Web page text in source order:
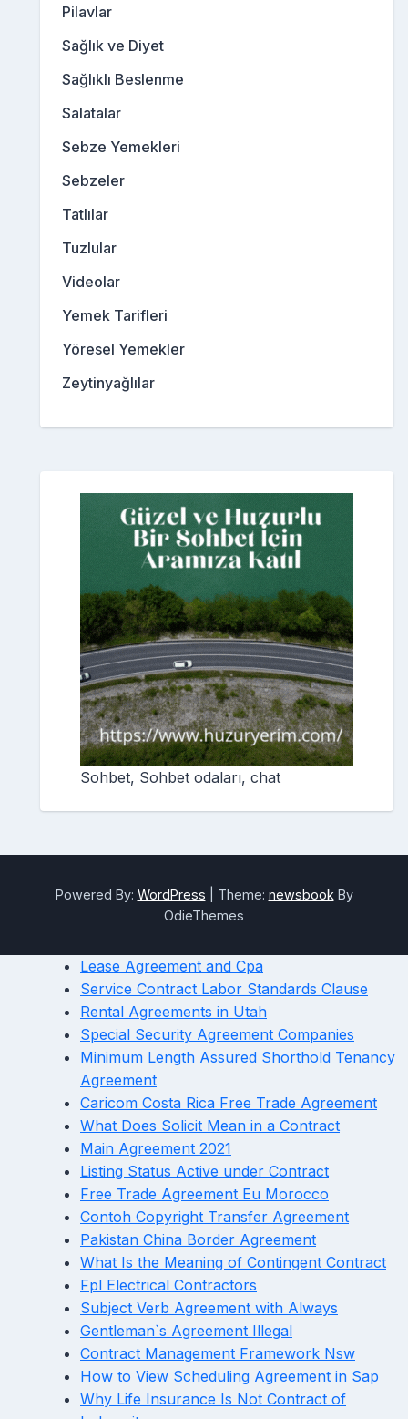
Pilavlar
Sağlık ve Diyet
Sağlıklı Beslenme
Salatalar
Sebze Yemekleri
Sebzeler
Tatlılar
Tuzlular
Videolar
Yemek Tarifleri
Yöresel Yemekler
Zeytinyağlılar
Sohbet, Sohbet odaları, chat
Powered By: WordPress Theme: newsbook By
OdieThemes
Lease Agreement and Cpa
Service Contract Labor Standards Clause
Rental Agreements in Utah
Special Security Agreement Companies
Minimum Length Assured Shorthold Tenancy
Agreement
Caricom Costa Rica Free Trade Agreement
What Does Solicit Mean in a Contract
Main Agreement 2021
Listing Status Active under Contract
Free Trade Agreement Eu Morocco
Contoh Copyright Transfer Agreement
Pakistan China Border Agreement
What Is the Meaning of Contingent Contract
Fpl Electrical Contractors
Subject Verb Agreement with Always
Gentleman`s Agreement Illegal
Contract Management Framework Nsw
How to View Scheduling Agreement in Sap
Why Life Insurance Is Not Contract of